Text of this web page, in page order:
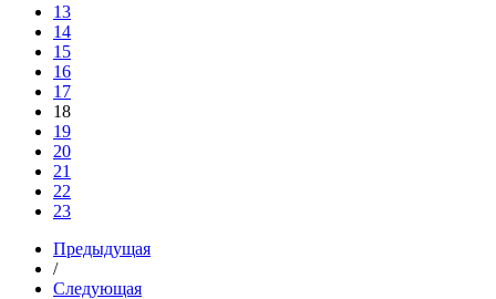
13
14
15
16
17
18
19
20
21
22
23
Предыдущая
/
Следующая